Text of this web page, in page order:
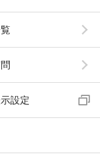
設定